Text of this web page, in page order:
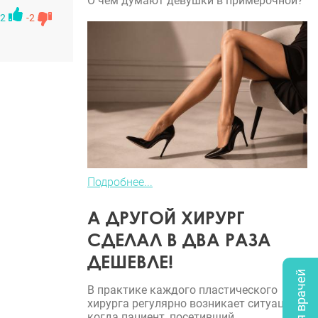
2 -2
Подробнее...
А ДРУГОЙ ХИРУРГ
СДЕЛАЛ В ДВА РАЗА
ДЕШЕВЛЕ!
В практике каждого пластического
хирурга регулярно возникает ситуация,